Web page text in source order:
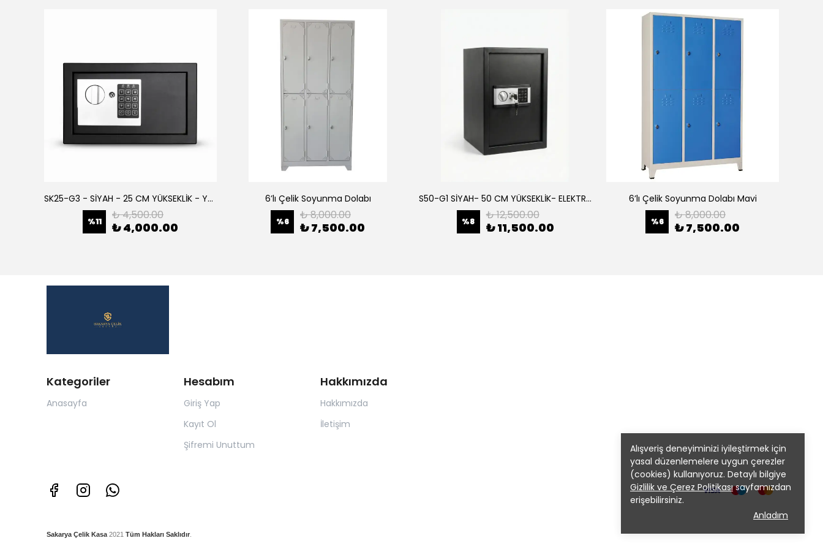
Alışveriş deneyiminizi iyileştirmek için
yasal düzenlemelere uygun çerezler
(cookies) kullanıyoruz. Detaylı bilgiye
Gizlilik ve Çerez Politikasısayfamızdan
erişebilirsiniz.
Anladım
SK25-G3 - SİYAH - 25 CM YÜKSEKLİK - YERE VE DUVARA MONTAJLANABİLİR ÇELİK KASA
%11 ₺ 4,500.00
₺ 4,000.00
6’lı Çelik Soyunma Dolabı
%6 ₺ 8,000.00
₺ 7,500.00
S50-G1 SİYAH- 50 CM YÜKSEKLİK- ELEKTRONİK ŞİFRELİ - ZEMİNE MONTAJLANABİLİR ÇELİK KASA-
%8 ₺ 12,500.00
₺ 11,500.00
6’lı Çelik Soyunma Dolabı Mavi
%6 ₺ 8,000.00
₺ 7,500.00
Kategoriler
Anasayfa
Hesabım
Giriş Yap
Kayıt Ol
Şifremi Unuttum
Hakkımızda
Hakkımızda
İletişim
Sakarya Çelik Kasa 2021 Tüm Hakları Saklıdır